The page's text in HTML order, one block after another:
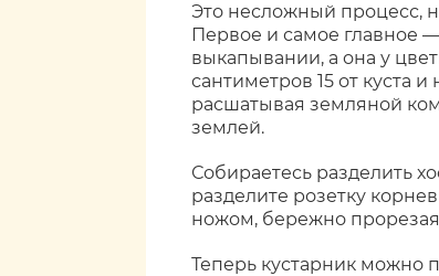
Это несложный процесс,
Первое и самое главное
выкапывании, а она у
сантиметров 15 от куста
расшатывая земляной
землей.
Собираетесь разделить
разделите розетку
ножом, бережно
Теперь кустарник можно